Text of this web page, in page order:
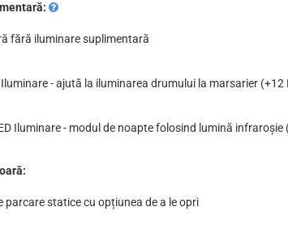
fără iluminare suplimentară
Iluminare - ajută la iluminarea drumului la marsarier (+12
Iluminare - modul de noapte folosind lumină infraroșie
parcare statice cu opțiunea de a le opri